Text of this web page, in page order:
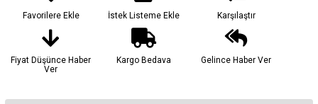
Favorilere Ekle İstek Listeme Ekle Karşılaştır
Fiyat Düşünce Haber
Ver
Kargo Bedava Gelince Haber Ver